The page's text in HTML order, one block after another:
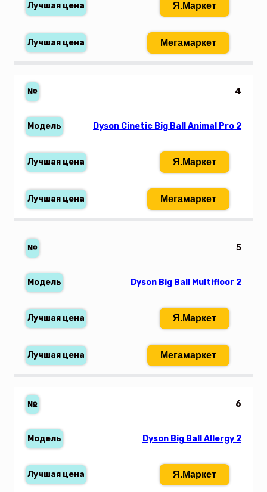
Я.Маркет
Мегамаркет
4
Dyson Cinetic Big Ball Animal Pro 2
Я.Маркет
Мегамаркет
5
Dyson Big Ball Multifloor 2
Я.Маркет
Мегамаркет
6
Dyson Big Ball Allergy 2
Я.Маркет